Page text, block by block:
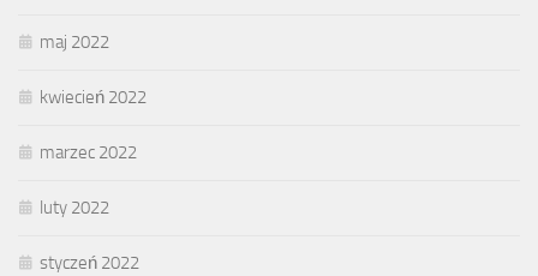
maj 2022
kwiecień 2022
marzec 2022
luty 2022
styczeń 2022